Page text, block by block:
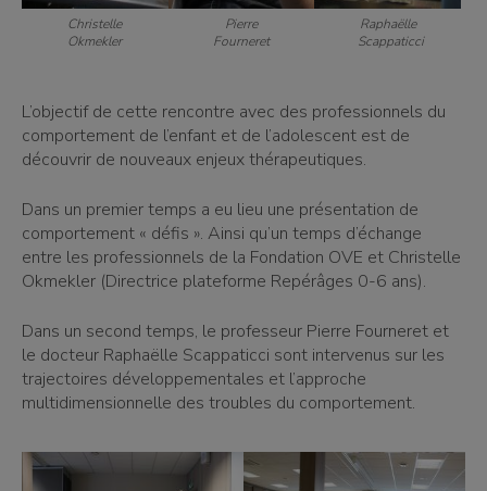
Christelle
Okmekler
Pierre
Fourneret
Raphaëlle
Scappaticci
L’objectif de cette rencontre avec des professionnels du
comportement de l’enfant et de l’adolescent est de
découvrir de nouveaux enjeux thérapeutiques.
Dans un premier temps a eu lieu une présentation de
comportement « défis ». Ainsi qu’un temps d’échange
entre les professionnels de la Fondation OVE et Christelle
Okmekler (Directrice plateforme Repérâges 0-6 ans).
Dans un second temps, le professeur Pierre Fourneret et
le docteur Raphaëlle Scappaticci sont intervenus sur les
trajectoires développementales et l’approche
multidimensionnelle des troubles du comportement.